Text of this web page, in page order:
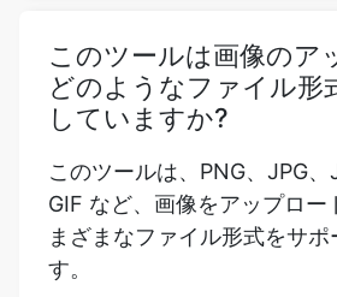
このツールは画像のア
どのようなファイル形
していますか?
このツールは、PNG、JPG、
GIF など、画像をアップロー
まざまなファイル形式をサポ
す。